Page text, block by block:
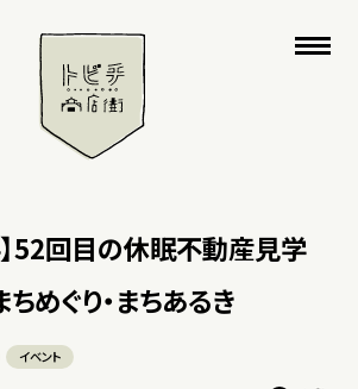
52回目の休眠不動産見学
ちめぐり・まちあるき
イベント